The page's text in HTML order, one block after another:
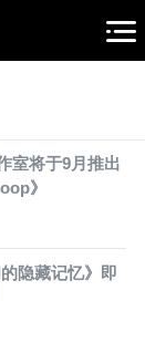
室将于9月推出
》
隐藏记忆》即